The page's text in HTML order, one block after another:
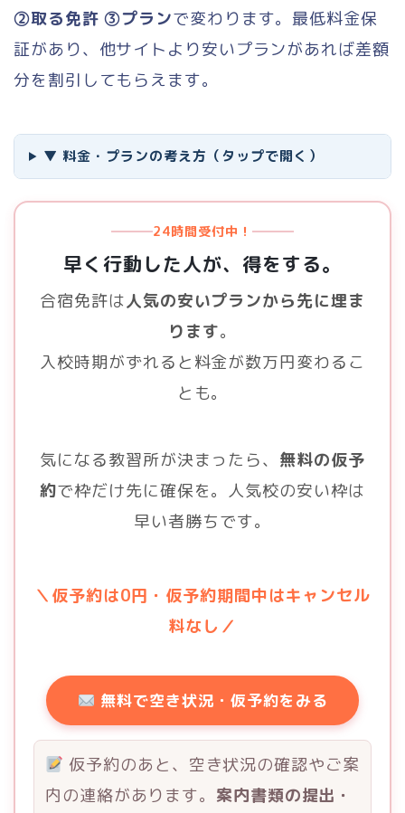
②取る免許 ③プランで変わります。最低料金保
証があり、他サイトより安いプランがあれば差額
分を割引してもらえます。
▼ 料金・プランの考え方（タップで開く）
24時間受付中！
早く行動した人が、得をする。
合宿免許は人気の安いプランから先に埋ま
ります。
入校時期がずれると料金が数万円変わるこ
とも。
気になる教習所が決まったら、 無料の仮予
約で枠だけ先に確保を。人気校の安い枠は
早い者勝ちです。
＼仮予約は0円・仮予約期間中はキャンセル
料なし／
無料で空き状況・仮予約をみる
仮予約のあと、空き状況の確認やご案
内の連絡があります。 案内書類の提出・